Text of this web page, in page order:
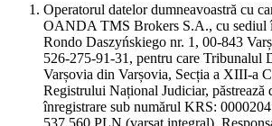
Operatorul datelor dumneavoastră cu
OANDA TMS Brokers S.A., cu sediul
Rondo Daszyńskiego nr. 1, 00-843
526-275-91-31, pentru care Tribunalul
Varșovia din Varșovia, Secția a XIII-a
Registrului Național Judiciar, păstrează
înregistrare sub numărul KRS:
537 560 PLN (varsat integral).